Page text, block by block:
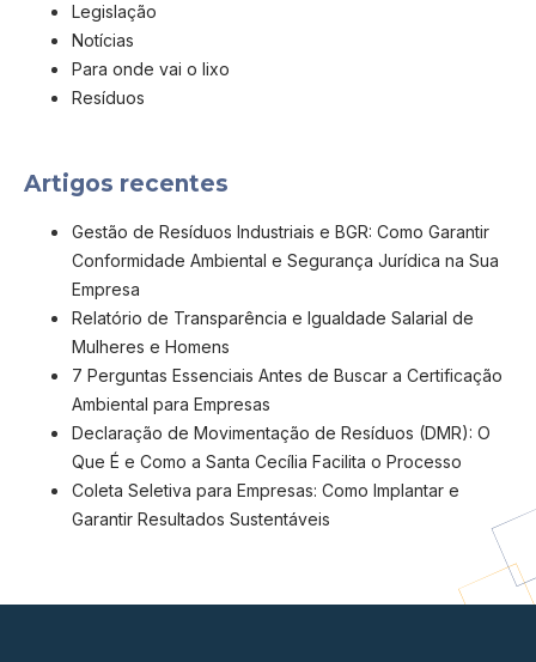
Legislação
Notícias
Para onde vai o lixo
Resíduos
Artigos recentes
Gestão de Resíduos Industriais e BGR: Como Garantir
Conformidade Ambiental e Segurança Jurídica na Sua
Empresa
Relatório de Transparência e Igualdade Salarial de
Mulheres e Homens
7 Perguntas Essenciais Antes de Buscar a Certificação
Ambiental para Empresas
Declaração de Movimentação de Resíduos (DMR): O
Que É e Como a Santa Cecília Facilita o Processo
Coleta Seletiva para Empresas: Como Implantar e
Garantir Resultados Sustentáveis